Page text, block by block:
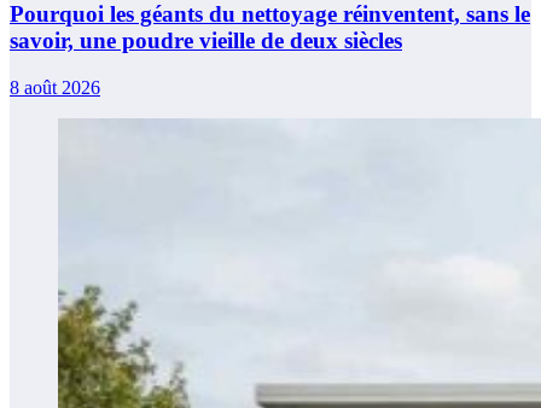
Pourquoi les géants du nettoyage réinventent, sans le
savoir, une poudre vieille de deux siècles
8 août 2026